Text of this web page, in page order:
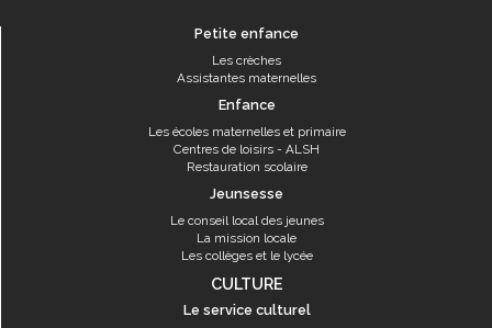
Petite enfance
Les crèches
Assistantes maternelles
Enfance
Les écoles maternelles et primaire
Centres de loisirs - ALSH
Restauration scolaire
Jeunsesse
Le conseil local des jeunes
La mission locale
Les collèges et le lycée
CULTURE
Le service culturel